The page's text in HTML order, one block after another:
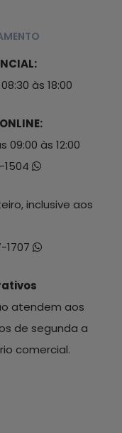
às 18:00
09:00 às 12:00
1504
inclusive aos
1707
atendem aos
de segunda a
comercial.